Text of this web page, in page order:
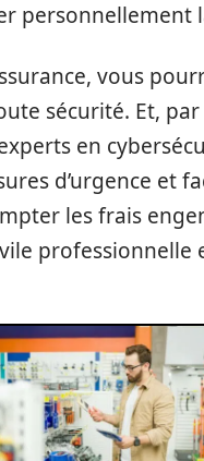
personnellement
vous
sécurité. Et,
en
d’urgence et
les frais
professionnelle